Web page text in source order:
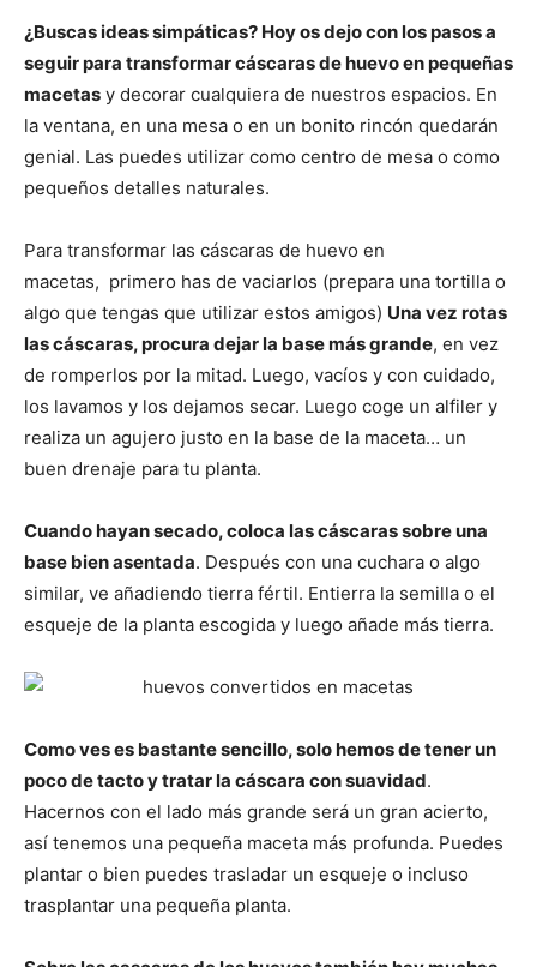
¿Buscas ideas simpáticas? Hoy os dejo con los pasos a
seguir para transformar cáscaras de huevo en pequeñas
macetas y decorar cualquiera de nuestros espacios. En
la ventana, en una mesa o en un bonito rincón quedarán
genial. Las puedes utilizar como centro de mesa o como
pequeños detalles naturales.
Para transformar las cáscaras de huevo en
macetas, primero has de vaciarlos (prepara una tortilla o
algo que tengas que utilizar estos amigos) Una vez rotas
las cáscaras, procura dejar la base más grande, en vez
de romperlos por la mitad. Luego, vacíos y con cuidado,
los lavamos y los dejamos secar. Luego coge un alfiler y
realiza un agujero justo en la base de la maceta… un
buen drenaje para tu planta.
Cuando hayan secado, coloca las cáscaras sobre una
base bien asentada. Después con una cuchara o algo
similar, ve añadiendo tierra fértil. Entierra la semilla o el
esqueje de la planta escogida y luego añade más tierra.
Como ves es bastante sencillo, solo hemos de tener un
poco de tacto y tratar la cáscara con suavidad.
Hacernos con el lado más grande será un gran acierto,
así tenemos una pequeña maceta más profunda. Puedes
plantar o bien puedes trasladar un esqueje o incluso
trasplantar una pequeña planta.